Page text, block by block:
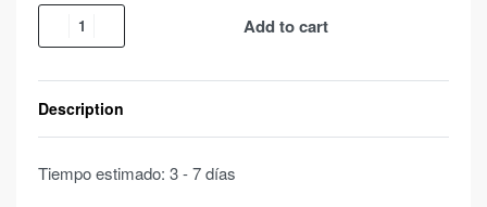
Add to cart
Description
Tiempo estimado: 3 - 7 días